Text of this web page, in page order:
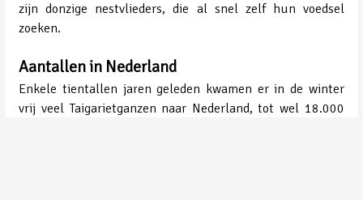
zijn donzige nestvlieders, die al snel zelf hun voedsel
zoeken.
Aantallen in Nederland
Enkele tientallen jaren geleden kwamen er in de winter
vrij veel Taigarietganzen naar Nederland, tot wel 18.000